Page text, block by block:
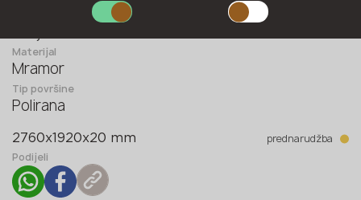
Materijal
Mramor
Tip površine
Polirana
2760x1920x20 mm
prednarudžba
Podijeli